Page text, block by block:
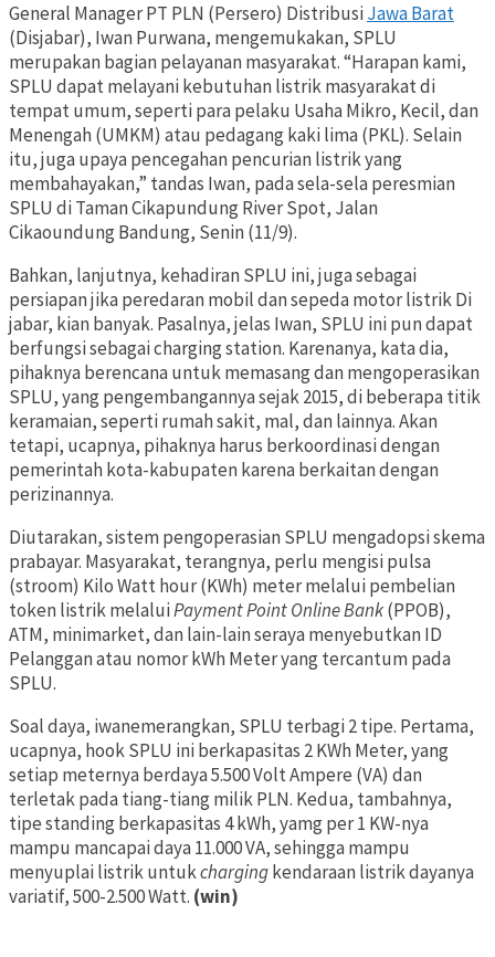
General Manager PT PLN (Persero) DistribusiJawa Barat
(Disjabar), Iwan Purwana, mengemukakan, SPLU
merupakan bagian pelayanan masyarakat. “Harapan kami,
SPLU dapat melayani kebutuhan listrik masyarakat di
tempat umum, seperti para pelaku Usaha Mikro, Kecil, dan
Menengah (UMKM) atau pedagang kaki lima (PKL). Selain
itu, juga upaya pencegahan pencurian listrik yang
membahayakan,” tandas Iwan, pada sela-sela peresmian
SPLU di Taman Cikapundung River Spot, Jalan
Cikaoundung Bandung, Senin (11/9).
Bahkan, lanjutnya, kehadiran SPLU ini, juga sebagai
persiapan jika peredaran mobil dan sepeda motor listrik Di
jabar, kian banyak. Pasalnya, jelas Iwan, SPLU ini pun dapat
berfungsi sebagai charging station. Karenanya, kata dia,
pihaknya berencana untuk memasang dan mengoperasikan
SPLU, yang pengembangannya sejak 2015, di beberapa titik
keramaian, seperti rumah sakit, mal, dan lainnya. Akan
tetapi, ucapnya, pihaknya harus berkoordinasi dengan
pemerintah kota-kabupaten karena berkaitan dengan
perizinannya.
Diutarakan, sistem pengoperasian SPLU mengadopsi skema
prabayar. Masyarakat, terangnya, perlu mengisi pulsa
(stroom) Kilo Watt hour (KWh) meter melalui pembelian
token listrik melaluiPayment Point Online Bank(PPOB),
ATM, minimarket, dan lain-lain seraya menyebutkan ID
Pelanggan atau nomor kWh Meter yang tercantum pada
SPLU.
Soal daya, iwanemerangkan, SPLU terbagi 2 tipe. Pertama,
ucapnya, hook SPLU ini berkapasitas 2 KWh Meter, yang
setiap meternya berdaya 5.500 Volt Ampere (VA) dan
terletak pada tiang-tiang milik PLN. Kedua, tambahnya,
tipe standing berkapasitas 4 kWh, yamg per 1 KW-nya
mampu mancapai daya 11.000 VA, sehingga mampu
menyuplai listrik untukchargingkendaraan listrik dayanya
variatif, 500-2.500 Watt. (win)